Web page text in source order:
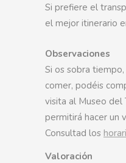
Si prefiere el
el mejor itinerario
Observaciones
Si os sobra
comer, podéis
visita al Museo del
permitirá hacer un
Consultad los
Valoración